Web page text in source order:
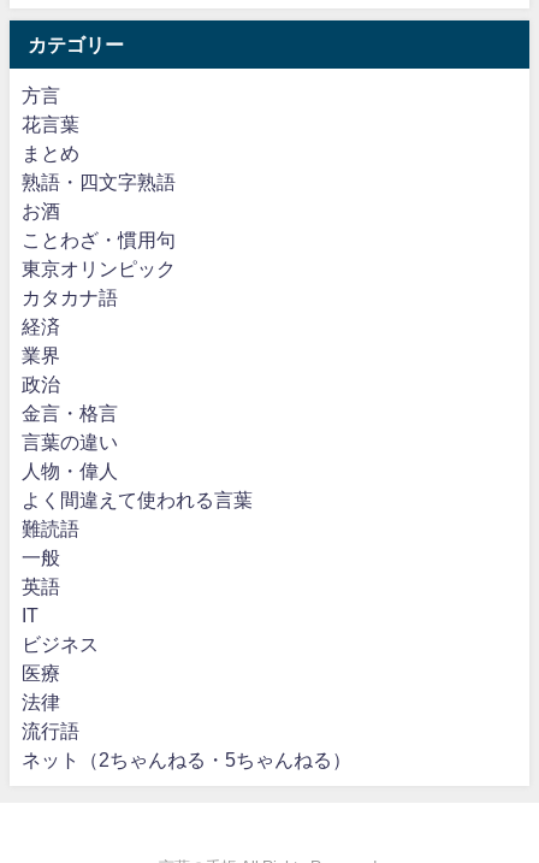
カテゴリー
方言
花言葉
まとめ
熟語・四文字熟語
お酒
ことわざ・慣用句
東京オリンピック
カタカナ語
経済
業界
政治
金言・格言
言葉の違い
人物・偉人
よく間違えて使われる言葉
難読語
一般
英語
IT
ビジネス
医療
法律
流行語
ネット（2ちゃんねる・5ちゃんねる）